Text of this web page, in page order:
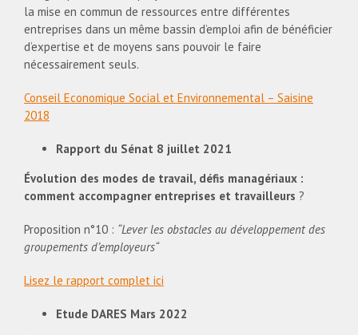
la mise en commun de ressources entre différentes
entreprises dans un même bassin d’emploi afin de bénéficier
d’expertise et de moyens sans pouvoir le faire
nécessairement seuls.
Conseil Economique Social et Environnemental – Saisine
2018
Rapport du Sénat 8 juillet 2021
Évolution des modes de travail, défis managériaux :
comment accompagner entreprises et travailleurs ?
Proposition n°10 : “Lever les obstacles au développement des
groupements d’employeurs“
Lisez le rapport complet ici
Etude DARES Mars 2022